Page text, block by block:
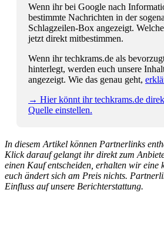
Wenn ihr bei Google nach
bestimmte Nachrichten in der
Schlagzeilen-Box angezeigt.
jetzt direkt mitbestimmen.
Wenn ihr techkrams.de als
hinterlegt, werden euch unsere
angezeigt. Wie das genau geht,
→ Hier könnt ihr techkrams.de
Quelle einstellen.
In diesem Artikel können Partnerlinks
Klick darauf gelangt ihr direkt zum
einen Kauf entscheiden, erhalten wir eine
euch ändert sich am Preis nichts.
Einfluss auf unsere Berichterstattung.